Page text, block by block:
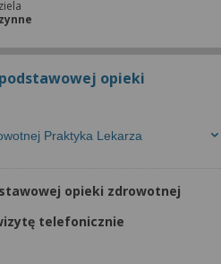
opieki
Praktyka Lekarza
opieki zdrowotnej
telefonicznie